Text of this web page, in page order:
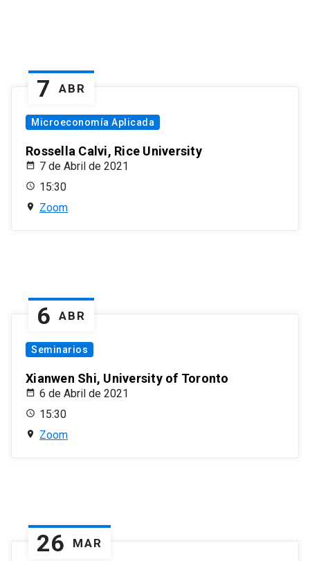
7 ABR
Microeconomía Aplicada
Rossella Calvi, Rice University
7 de Abril de 2021
15:30
Zoom
6 ABR
Seminarios
Xianwen Shi, University of Toronto
6 de Abril de 2021
15:30
Zoom
26 MAR